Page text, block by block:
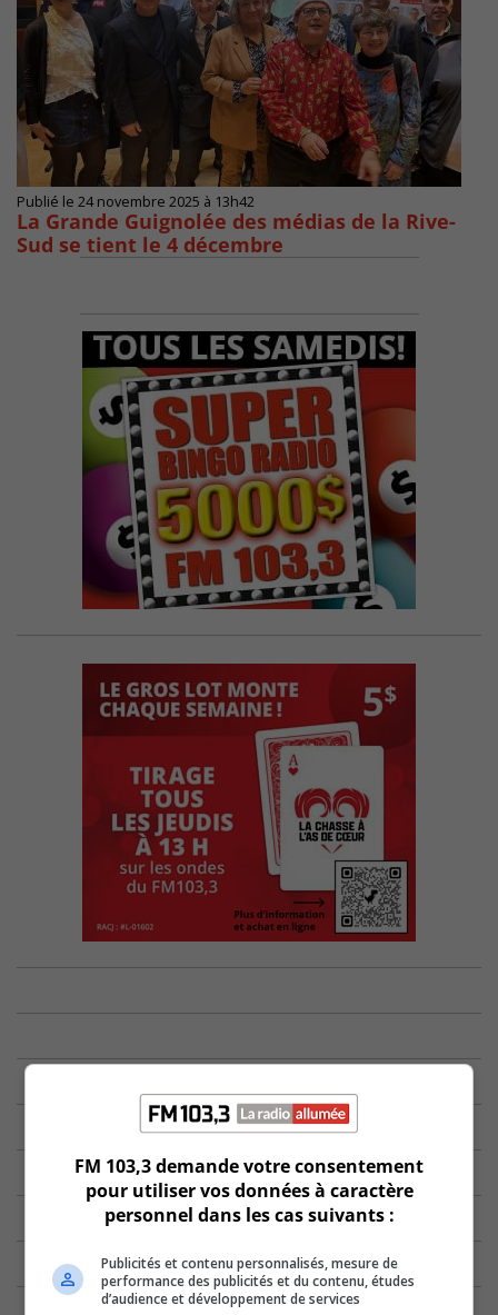
Publié le 24 novembre 2025 à 13h42
La Grande Guignolée des médias de la Rive-
Sud se tient le 4 décembre
FM 103,3 demande votre consentement
pour utiliser vos données à caractère
personnel dans les cas suivants :
Publicités et contenu personnalisés, mesure de
performance des publicités et du contenu, études
d’audience et développement de services